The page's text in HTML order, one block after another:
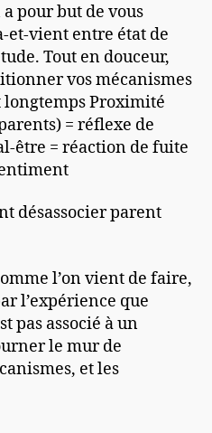
pour but de vous
et-vient entre état de
Tout en douceur,
vos mécanismes
longtemps Proximité
= réflexe de
être = réaction de fuite
désassocier parent
l’on vient de faire,
l’expérience que
pas associé à un
le mur de
et les